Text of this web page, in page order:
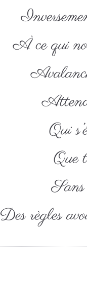
À ce qui
Qui
Que
Sans
Des règles